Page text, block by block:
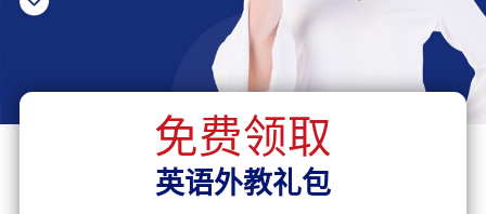
免费领取
英语外教礼包